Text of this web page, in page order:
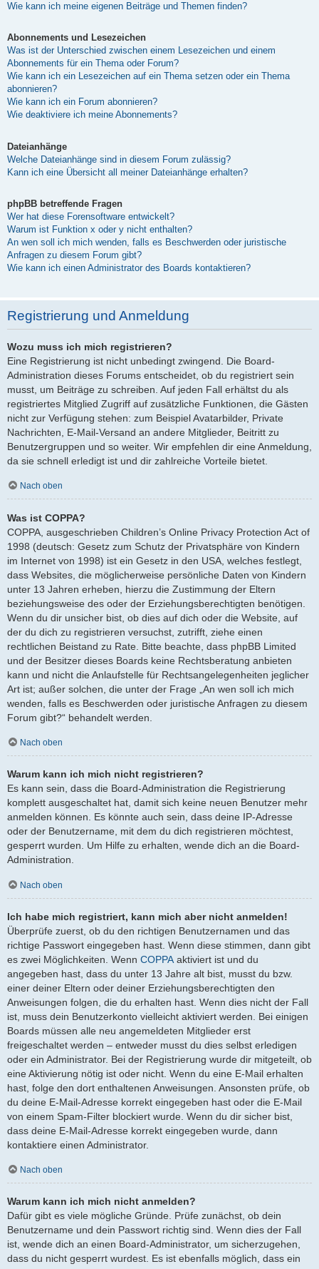
Wie kann ich meine eigenen Beiträge und Themen finden?
Abonnements und Lesezeichen
Was ist der Unterschied zwischen einem Lesezeichen und einem
Abonnements für ein Thema oder Forum?
Wie kann ich ein Lesezeichen auf ein Thema setzen oder ein Thema
abonnieren?
Wie kann ich ein Forum abonnieren?
Wie deaktiviere ich meine Abonnements?
Dateianhänge
Welche Dateianhänge sind in diesem Forum zulässig?
Kann ich eine Übersicht all meiner Dateianhänge erhalten?
phpBB betreffende Fragen
Wer hat diese Forensoftware entwickelt?
Warum ist Funktion x oder y nicht enthalten?
An wen soll ich mich wenden, falls es Beschwerden oder juristische
Anfragen zu diesem Forum gibt?
Wie kann ich einen Administrator des Boards kontaktieren?
Registrierung und Anmeldung
Wozu muss ich mich registrieren?
Eine Registrierung ist nicht unbedingt zwingend. Die Board-
Administration dieses Forums entscheidet, ob du registriert sein
musst, um Beiträge zu schreiben. Auf jeden Fall erhältst du als
registriertes Mitglied Zugriff auf zusätzliche Funktionen, die Gästen
nicht zur Verfügung stehen: zum Beispiel Avatarbilder, Private
Nachrichten, E-Mail-Versand an andere Mitglieder, Beitritt zu
Benutzergruppen und so weiter. Wir empfehlen dir eine Anmeldung,
da sie schnell erledigt ist und dir zahlreiche Vorteile bietet.
Nach oben
Was ist COPPA?
COPPA, ausgeschrieben Children’s Online Privacy Protection Act of
1998 (deutsch: Gesetz zum Schutz der Privatsphäre von Kindern
im Internet von 1998) ist ein Gesetz in den USA, welches festlegt,
dass Websites, die möglicherweise persönliche Daten von Kindern
unter 13 Jahren erheben, hierzu die Zustimmung der Eltern
beziehungsweise des oder der Erziehungsberechtigten benötigen.
Wenn du dir unsicher bist, ob dies auf dich oder die Website, auf
der du dich zu registrieren versuchst, zutrifft, ziehe einen
rechtlichen Beistand zu Rate. Bitte beachte, dass phpBB Limited
und der Besitzer dieses Boards keine Rechtsberatung anbieten
kann und nicht die Anlaufstelle für Rechtsangelegenheiten jeglicher
Art ist; außer solchen, die unter der Frage „An wen soll ich mich
wenden, falls es Beschwerden oder juristische Anfragen zu diesem
Forum gibt?“ behandelt werden.
Nach oben
Warum kann ich mich nicht registrieren?
Es kann sein, dass die Board-Administration die Registrierung
komplett ausgeschaltet hat, damit sich keine neuen Benutzer mehr
anmelden können. Es könnte auch sein, dass deine IP-Adresse
oder der Benutzername, mit dem du dich registrieren möchtest,
gesperrt wurden. Um Hilfe zu erhalten, wende dich an die Board-
Administration.
Nach oben
Ich habe mich registriert, kann mich aber nicht anmelden!
Überprüfe zuerst, ob du den richtigen Benutzernamen und das
richtige Passwort eingegeben hast. Wenn diese stimmen, dann gibt
es zwei Möglichkeiten. Wenn COPPA aktiviert ist und du
angegeben hast, dass du unter 13 Jahre alt bist, musst du bzw.
einer deiner Eltern oder deiner Erziehungsberechtigten den
Anweisungen folgen, die du erhalten hast. Wenn dies nicht der Fall
ist, muss dein Benutzerkonto vielleicht aktiviert werden. Bei einigen
Boards müssen alle neu angemeldeten Mitglieder erst
freigeschaltet werden – entweder musst du dies selbst erledigen
oder ein Administrator. Bei der Registrierung wurde dir mitgeteilt, ob
eine Aktivierung nötig ist oder nicht. Wenn du eine E-Mail erhalten
hast, folge den dort enthaltenen Anweisungen. Ansonsten prüfe, ob
du deine E-Mail-Adresse korrekt eingegeben hast oder die E-Mail
von einem Spam-Filter blockiert wurde. Wenn du dir sicher bist,
dass deine E-Mail-Adresse korrekt eingegeben wurde, dann
kontaktiere einen Administrator.
Nach oben
Warum kann ich mich nicht anmelden?
Dafür gibt es viele mögliche Gründe. Prüfe zunächst, ob dein
Benutzername und dein Passwort richtig sind. Wenn dies der Fall
ist, wende dich an einen Board-Administrator, um sicherzugehen,
dass du nicht gesperrt wurdest. Es ist ebenfalls möglich, dass ein